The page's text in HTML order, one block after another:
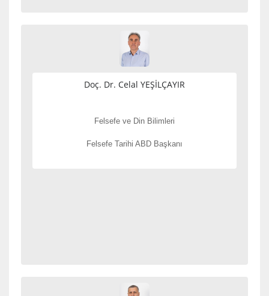
Doç. Dr. Celal YEŞİLÇAYIR
Felsefe ve Din Bilimleri
Felsefe Tarihi ABD Başkanı